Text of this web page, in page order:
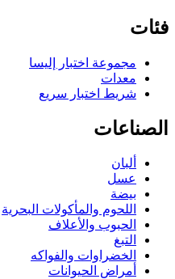
فئات
مجموعة اختبار إليسا
معدات
شريط اختبار سريع
الصناعات
ألبان
عسل
بيضة
اللحوم والمأكولات البحرية
الحبوب والأعلاف
التبغ
الخضراوات والفواكه
أمراض الحيوانات